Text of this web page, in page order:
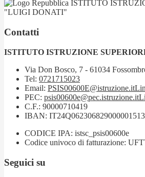
ISTITUTO
"LUIGI DONATI"
Contatti
ISTITUTO ISTRUZIONE
Via Don Bosco, 7 - 61034
Tel: 0721715023
Email: PSIS00600E@istruzione.it
PEC: psis00600e@pec.istruzione.it
C.F.: 90000710419
IBAN:
CODICE IPA: istsc_psis00600e
Codice univoco di fatturazione:
Seguici su